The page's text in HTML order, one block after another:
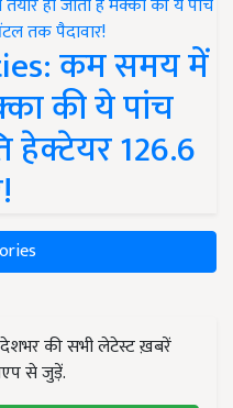
कम समय में
की ये पांच
हेक्टेयर 126.6
की सभी लेटेस्ट ख़बरें
से जुड़ें.